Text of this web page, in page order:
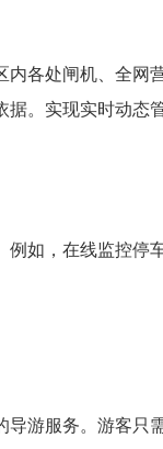
各处闸机、全
。实现实时动态
如，在线监控
导游服务。游客只